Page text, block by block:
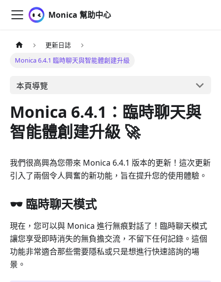
Monica 幫助中心
更新日誌
Monica 6.4.1 臨時聊天與智能體創建升級
本頁導覽
Monica 6.4.1：臨時聊天與
智能體創建升級 🚀
我們很高興為您帶來 Monica 6.4.1 版本的更新！這次更新
引入了兩個令人興奮的新功能，旨在提升您的使用體驗。
🕶️ 臨時聊天模式
現在，您可以與 Monica 進行無痕對話了！臨時聊天模式
讓您享受即時消失的無負擔交流，不留下任何記錄。這個
功能非常適合那些需要隱私或只是想進行快速諮詢的場
景。